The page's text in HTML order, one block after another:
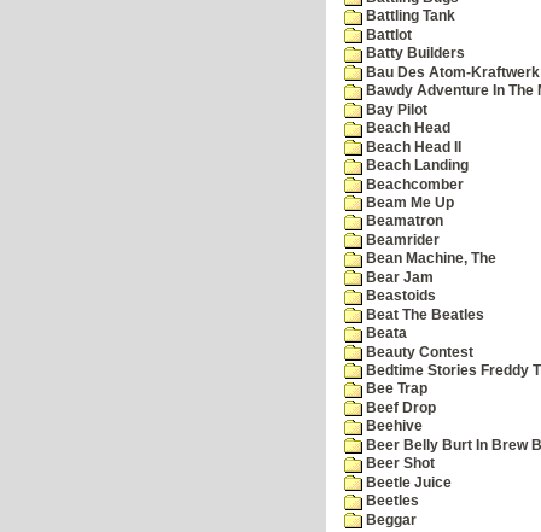
Battling Tank
Battlot
Batty Builders
Bau Des Atom-Kraftwerk
Bawdy Adventure In The
Bay Pilot
Beach Head
Beach Head II
Beach Landing
Beachcomber
Beam Me Up
Beamatron
Beamrider
Bean Machine, The
Bear Jam
Beastoids
Beat The Beatles
Beata
Beauty Contest
Bedtime Stories Freddy
Bee Trap
Beef Drop
Beehive
Beer Belly Burt In Brew
Beer Shot
Beetle Juice
Beetles
Beggar